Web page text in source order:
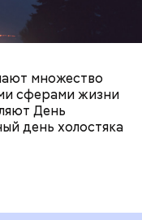
множество
сферами жизни
День
день холостяка